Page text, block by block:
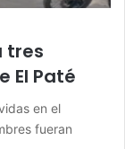
tres
El Paté
en el
fueran